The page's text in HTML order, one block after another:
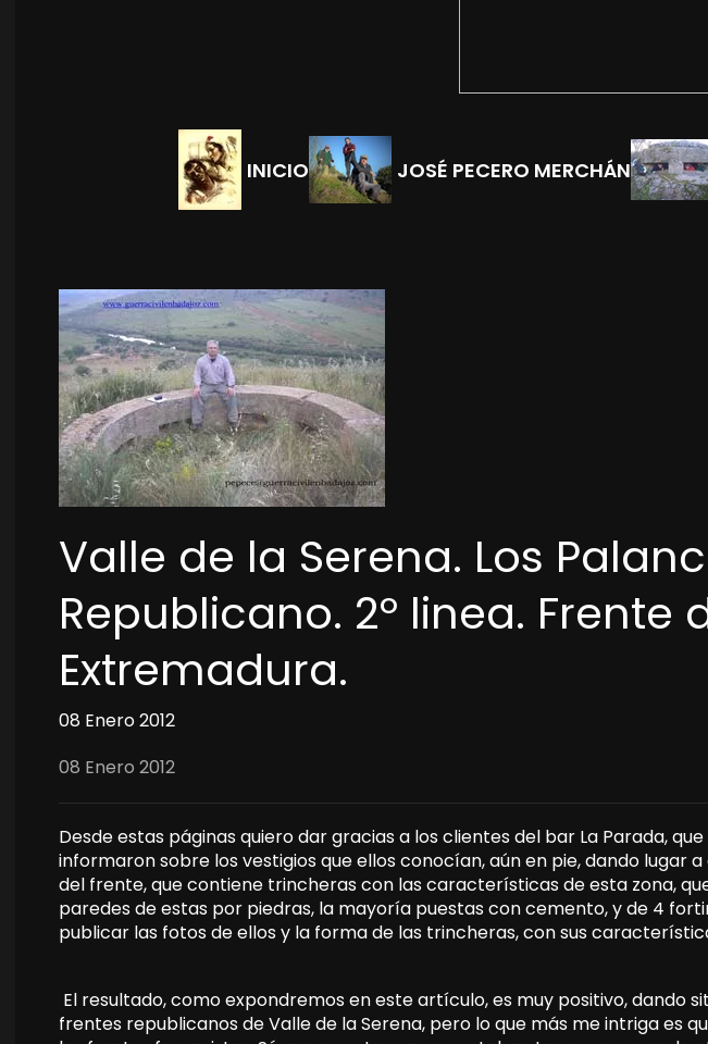
INICIO JOSÉ PECERO MERCHÁN
Valle de la Serena. Los
Republicano. 2º linea. Frente
Extremadura.
08 Enero 2012
08 Enero 2012
Desde estas páginas quiero dar gracias a los clientes del bar La Parada,
informaron sobre los vestigios que ellos conocían, aún en pie, dando lugar
del frente, que contiene trincheras con las características de esta zona,
paredes de estas por piedras, la mayoría puestas con cemento, y de 4
publicar las fotos de ellos y la forma de las trincheras, con sus
El resultado, como expondremos en este artículo, es muy positivo, dando
frentes republicanos de Valle de la Serena, pero lo que más me intriga es